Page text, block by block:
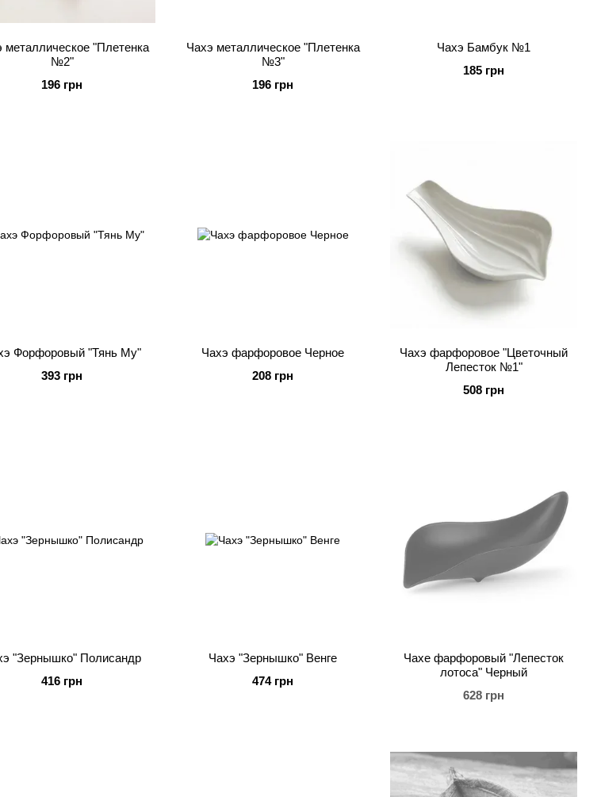
металлическое "Плетенка
№2"
196 грн
Чахэ металлическое "Плетенка
№3"
196 грн
Чахэ Бамбук №1
185 грн
Форфоровый "Тянь Му"
393 грн
Чахэ фарфоровое Черное
208 грн
Чахэ фарфоровое "Цветочный
Лепесток №1"
508 грн
"Зернышко" Полисандр
416 грн
Чахэ "Зернышко" Венге
474 грн
Чахе фарфоровый "Лепесток
лотоса" Черный
628 грн